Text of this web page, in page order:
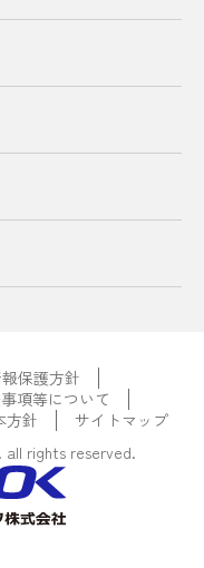
保護方針
項等について
方針
サイトマップ
rights reserved.